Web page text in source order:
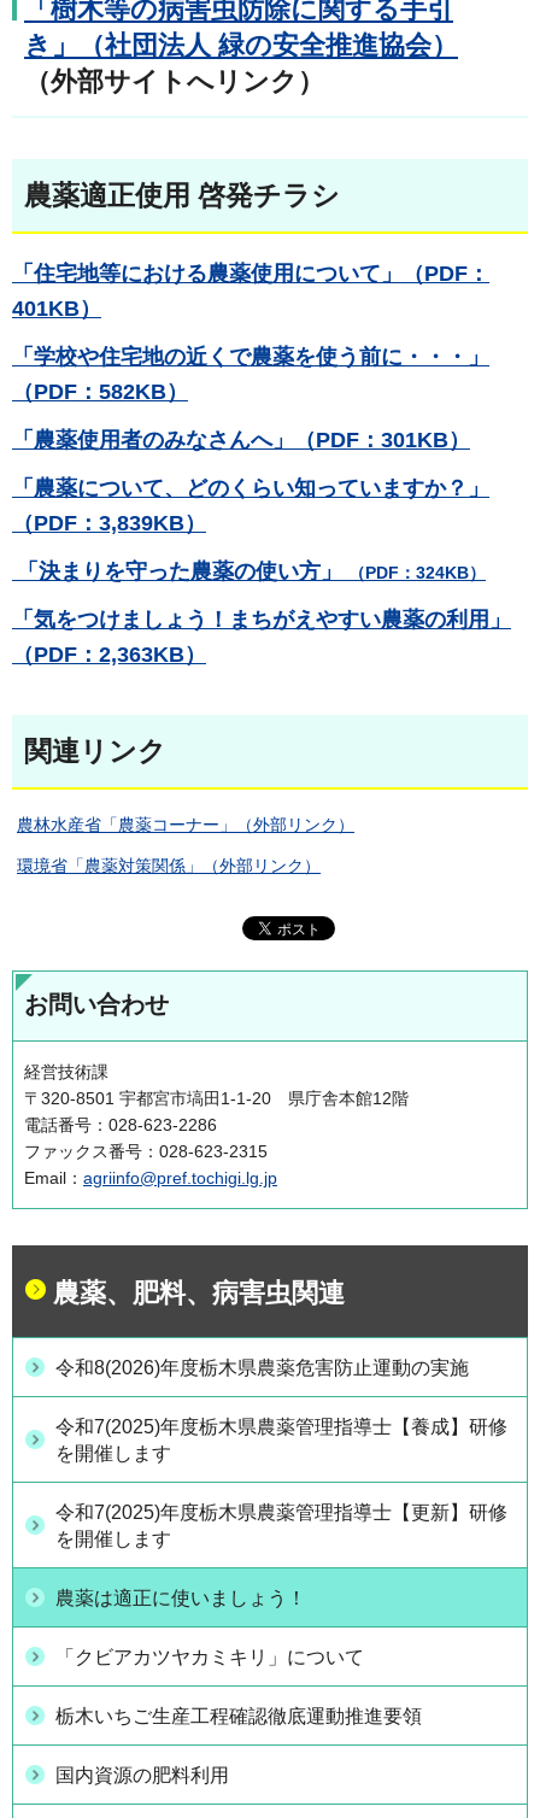
「樹木等の病害虫防除に関する手引
き」（社団法人 緑の安全推進協会）
（外部サイトへリンク）
農薬適正使用 啓発チラシ
「住宅地等における農薬使用について」（PDF：
401KB）
「学校や住宅地の近くで農薬を使う前に・・・」
（PDF：582KB）
「農薬使用者のみなさんへ」（PDF：301KB）
「農薬について、どのくらい知っていますか？」
（PDF：3,839KB）
「決まりを守った農薬の使い方」 （PDF：324KB）
「気をつけましょう！まちがえやすい農薬の利用」
（PDF：2,363KB）
関連リンク
農林水産省「農薬コーナー」（外部リンク）
環境省「農薬対策関係」（外部リンク）
お問い合わせ
経営技術課
〒320-8501 宇都宮市塙田1-1-20 県庁舎本館12階
電話番号：028-623-2286
ファックス番号：028-623-2315
Email： agriinfo@pref.tochigi.lg.jp
農薬、肥料、病害虫関連
令和8(2026)年度栃木県農薬危害防止運動の実施
令和7(2025)年度栃木県農薬管理指導士【養成】研修
を開催します
令和7(2025)年度栃木県農薬管理指導士【更新】研修
を開催します
農薬は適正に使いましょう！
「クビアカツヤカミキリ」について
栃木いちご生産工程確認徹底運動推進要領
国内資源の肥料利用